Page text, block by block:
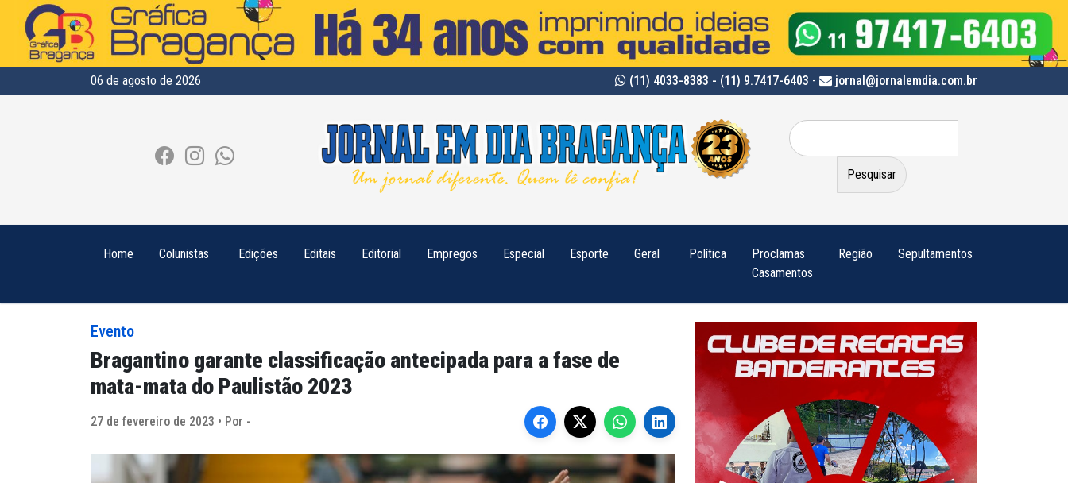
06 de agosto de 2026 (11) 4033-8383 - (11) 9.7417-6403 - jornal@jornalemdia.com.br
Pesquisar
por:
Home Colunistas Edições Editais Editorial Empregos Especial Esporte Geral Política
Proclamas
Casamentos
Região Sepultamentos
Evento
Bragantino garante classificação antecipada para a fase de
mata-mata do Paulistão 2023
27 de fevereiro de 2023 • Por -